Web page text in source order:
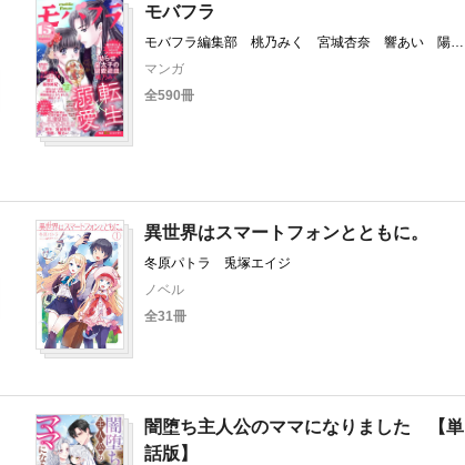
モバフラ
モバフラ編集部 桃乃みく 宮城杏奈 響あい 陽丘
ハオ 服部美紀
マンガ
全590冊
異世界はスマートフォンとともに。
冬原パトラ 兎塚エイジ
ノベル
全31冊
闇堕ち主人公のママになりました 【単
話版】